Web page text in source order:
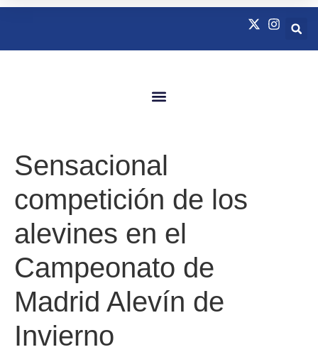
Sensacional
competición de los
alevines en el
Campeonato de
Madrid Alevín de
Invierno